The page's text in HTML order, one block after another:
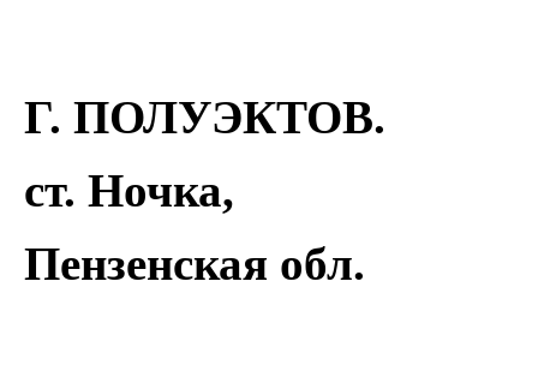
Г. ПОЛУЭКТОВ.
ст. Ночка,
Пензенская обл.